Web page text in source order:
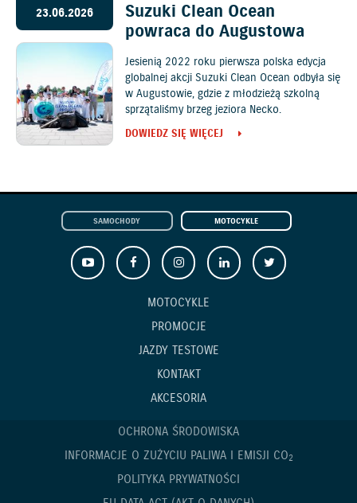
23.06.2026
Suzuki Clean Ocean
powraca do Augustowa
Jesienią 2022 roku pierwsza polska edycja
globalnej akcji Suzuki Clean Ocean odbyła się
w Augustowie, gdzie z młodzieżą szkolną
sprzątaliśmy brzeg jeziora Necko.
DOWIEDZ SIĘ WIĘCEJ
SAMOCHODY MOTOCYKLE
MOTOCYKLE
PROMOCJE
JAZDY TESTOWE
KONTAKT
AKCESORIA
OCHRONA ŚRODOWISKA
INFORMACJE O ZUŻYCIU PALIWA I EMISJI CO2
POLITYKA PRYWATNOŚCI